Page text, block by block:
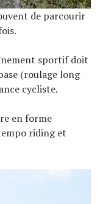
de parcourir
sportif doit
(roulage long
cycliste.
en forme
riding et